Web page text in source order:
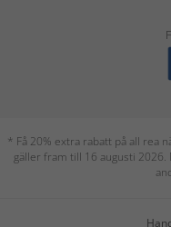
* Få 20% extra rabatt på all rea
gäller fram till 16 augusti 2026.